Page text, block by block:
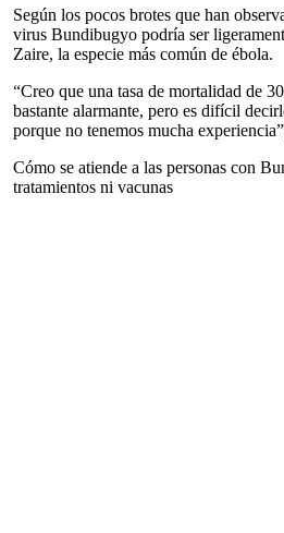
Según los pocos brotes que han
virus Bundibugyo podría ser
Zaire, la especie más común de ébola.
“Creo que una tasa de mortalidad de
bastante alarmante, pero es difícil
porque no tenemos mucha
Cómo se atiende a las personas con
tratamientos ni vacunas